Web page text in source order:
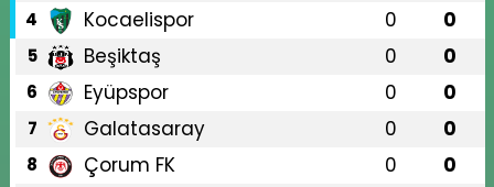
4 Kocaelispor 0 0
5 Beşiktaş 0 0
6 Eyüpspor 0 0
7 Galatasaray 0 0
8 Çorum FK 0 0